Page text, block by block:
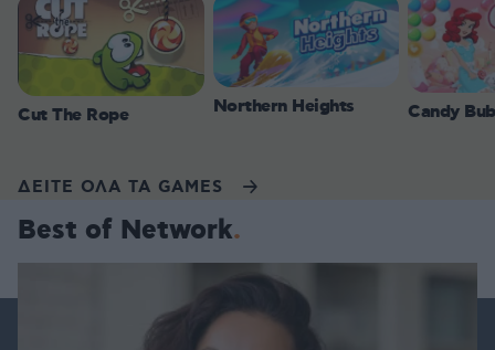
Cut The Rope Northern Heights Candy
ΔΕΙΤΕ ΟΛΑ ΤΑ GAMES
Best of Network